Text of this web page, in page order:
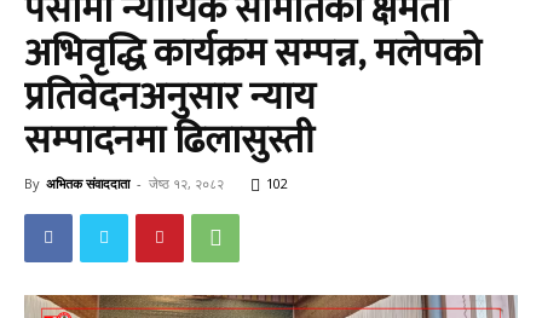
अभिवृद्धि कार्यक्रम सम्पन्न, मलेपको
प्रतिवेदनअनुसार न्याय
सम्पादनमा ढिलासुस्ती
By अभितक संवाददाता - जेष्ठ १२, २०८२ 102